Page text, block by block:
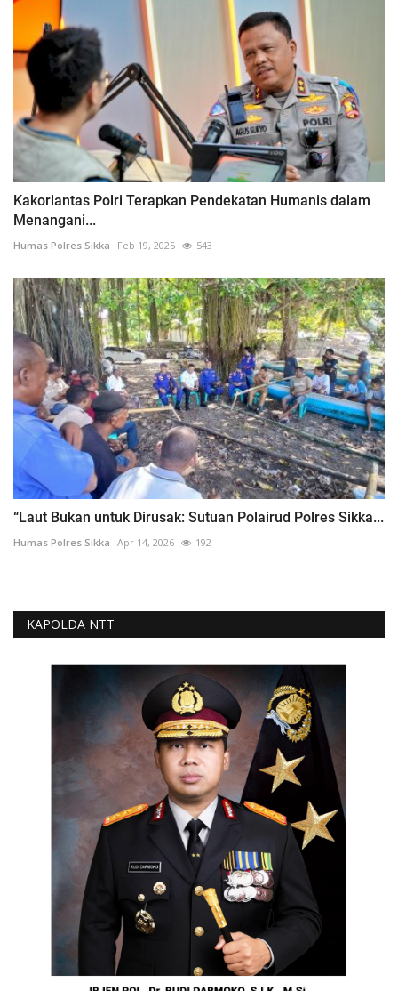
Kakorlantas Polri Terapkan Pendekatan Humanis dalam
Menangani...
Humas Polres Sikka Feb 19, 2025 543
“Laut Bukan untuk Dirusak: Sutuan Polairud Polres Sikka...
Humas Polres Sikka Apr 14, 2026 192
KAPOLDA NTT